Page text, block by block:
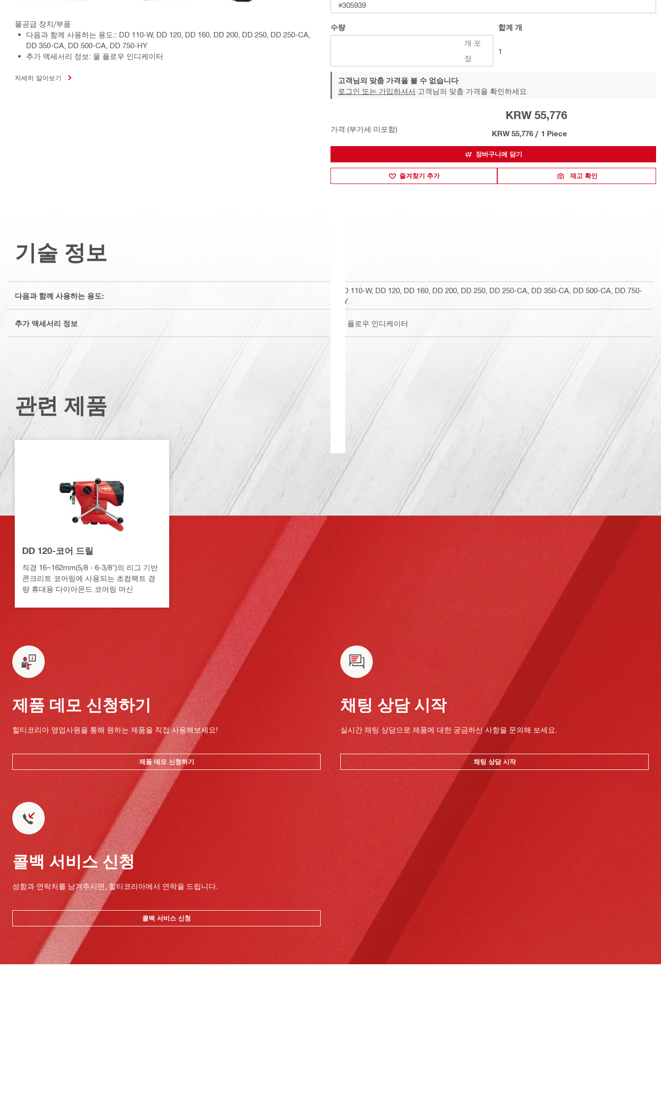
물공급 장치/부품
다음과 함께 사용하는 용도:: DD 110-W, DD 120, DD 160, DD 200, DD 250, DD 250-CA,
DD 350-CA, DD 500-CA, DD 750-HY
추가 액세서리 정보: 물 플로우 인디케이터
자세히 알아보기
#305939
수량
개 포
장
합계 개
1
고객님의 맞춤 가격을 볼 수 없습니다
로그인 또는 가입하셔서 고객님의 맞춤 가격을 확인하세요
가격 (부가세 미포함)
KRW 55,776
KRW 55,776 / 1 Piece
장바구니에 담기
즐겨찾기 추가 재고 확인
기술 정보
다음과 함께 사용하는 용도:
DD 110-W, DD 120, DD 160, DD 200, DD 250, DD 250-CA, DD 350-CA, DD 500-CA, DD 750-
HY
추가 액세서리 정보 물 플로우 인디케이터
관련 제품
DD 120-코어 드릴
직경 16~162mm(5/8 - 6-3/8")의 리그 기반
콘크리트 코어링에 사용되는 초컴팩트 경
량 휴대용 다이아몬드 코어링 머신
제품 데모 신청하기
힐티코리아 영업사원을 통해 원하는 제품을 직접 사용해보세요!
제품 데모 신청하기
채팅 상담 시작
실시간 채팅 상담으로 제품에 대한 궁금하신 사항을 문의해 보세요.
채팅 상담 시작
콜백 서비스 신청
성함과 연락처를 남겨주시면, 힐티코리아에서 연락을 드립니다.
콜백 서비스 신청